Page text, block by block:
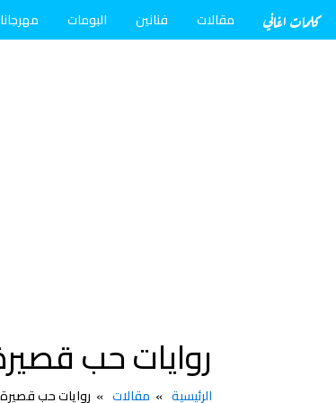
كلمات اغاني مقالات فنانين البومات
روايات حب
الرئيسية مقالات روايات حب